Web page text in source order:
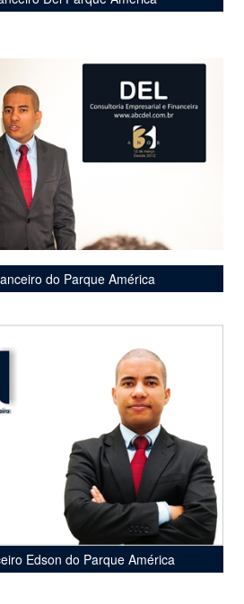
do Parque América
Edson do Parque América